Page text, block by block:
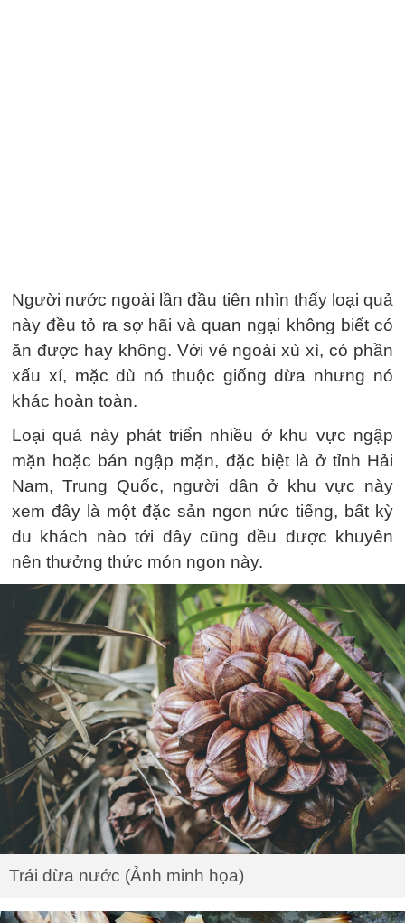
Người nước ngoài lần đầu tiên nhìn thấy loại quả
này đều tỏ ra sợ hãi và quan ngại không biết có
ăn được hay không. Với vẻ ngoài xù xì, có phần
xấu xí, mặc dù nó thuộc giống dừa nhưng nó
khác hoàn toàn.
Loại quả này phát triển nhiều ở khu vực ngập
mặn hoặc bán ngập mặn, đặc biệt là ở tỉnh Hải
Nam, Trung Quốc, người dân ở khu vực này
xem đây là một đặc sản ngon nức tiếng, bất kỳ
du khách nào tới đây cũng đều được khuyên
nên thưởng thức món ngon này.
Trái dừa nước (Ảnh minh họa)